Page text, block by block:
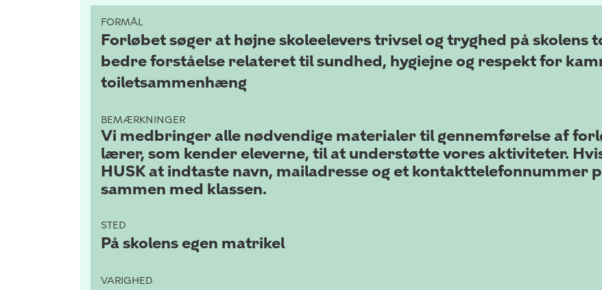
FORMÅL
Forløbet søger at højne skoleelevers trivsel og tryghed på skolens
bedre forståelse relateret til sundhed, hygiejne og respekt for
toiletsammenhæng
BEMÆRKNINGER
Vi medbringer alle nødvendige materialer til gennemførelse af
lærer, som kender eleverne, til at understøtte vores aktiviteter.
HUSK at indtaste navn, mailadresse og et kontakttelefonnummer
sammen med klassen.
STED
På skolens egen matrikel
VARIGHED